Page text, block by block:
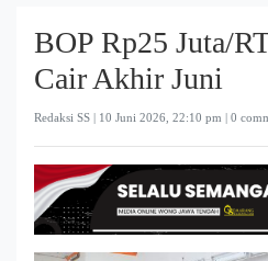
BOP Rp25 Juta/
Cair Akhir Juni
Redaksi SS | 10 Juni 2026, 22:10 pm | 0